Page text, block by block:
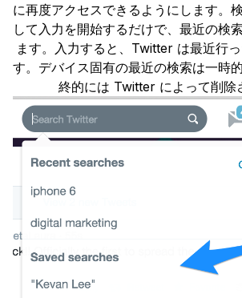
に再度アクセスできるようにします。
して入力を開始するだけで、最近の検
ます。入力すると、Twitter は最近行
す。デバイス固有の最近の検索は一時
終的には Twitter によって削除